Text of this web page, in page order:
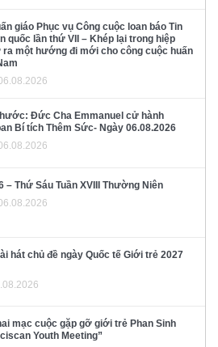
giáo Phục vụ Công cuộc loan báo Tin
quốc lần thứ VII – Khép lại trong hiệp
ra một hướng đi mới cho công cuộc huấn
Đức Cha Emmanuel cử hành
Bí tích Thêm Sức- Ngày 06.08.2026
– Thứ Sáu Tuần XVIII Thường Niên
hát chủ đề ngày Quốc tế Giới trẻ 2027
mạc cuộc gặp gỡ giới trẻ Phan Sinh
Youth Meeting”